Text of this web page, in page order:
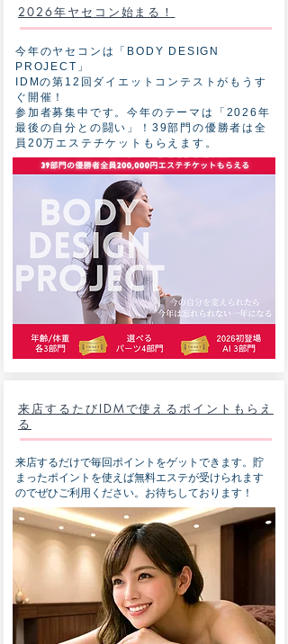
2026年ヤセコン始まる！
今年のヤセコンは「BODY DESIGN
PROJECT」
IDMの第12回ダイエットコンテストがもうす
ぐ開催！
参加者募集中です。今年のテーマは「2026年
最後の自分との闘い」！39部門の優勝者は全
員20万エステチケットもらえます。
来店するたびIDMで使えるポイントもらえ
る
来店するだけで毎回ポイントをゲットできます。貯
まったポイントを使えば無料エステが受けられます
のでぜひご利用ください。お待ちしております！